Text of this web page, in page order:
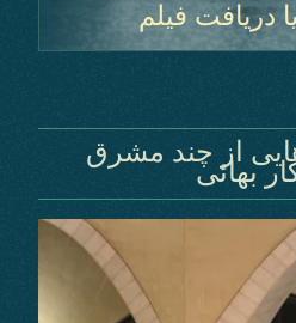
دریافت فیلم
از چند مشرق
بهائی